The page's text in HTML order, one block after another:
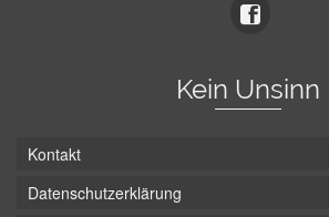
Kein Unsinn
Kontakt
Datenschutzerklärung